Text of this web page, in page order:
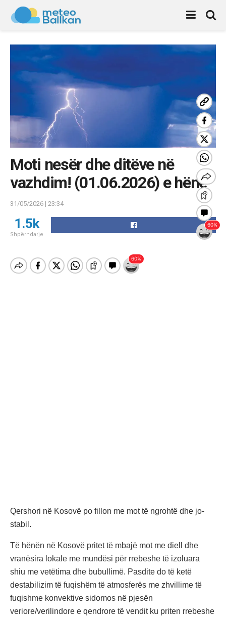
Moti nesër dhe ditëve në
vazhdim! (01.06.2026) e hënë
31/05/2026 | 23:34
1.5k
Shpërndarje
Qershori në Kosovë po fillon me mot të ngrohtë dhe jo-
stabil.
Të hënën në Kosovë pritet të mbajë mot me diell dhe
vranësira lokale me mundësi për rrebeshe të izoluara
shiu me vetëtima dhe bubullimë. Pasdite do të ketë
destabilizim të fuqishëm të atmosferës me zhvillime të
fuqishme konvektive sidomos në pjesën
veriore/verilindore e qendrore të vendit ku priten rrebeshe